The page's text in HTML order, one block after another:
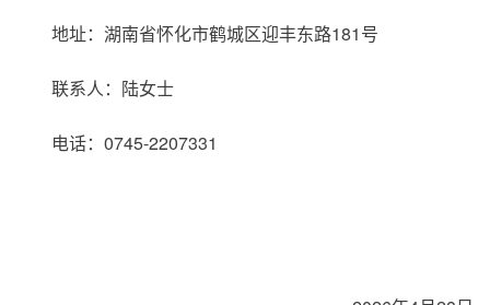
地址：湖南省怀化市鹤城区迎丰东路181号
联系人：陆女士
电话：0745-2207331